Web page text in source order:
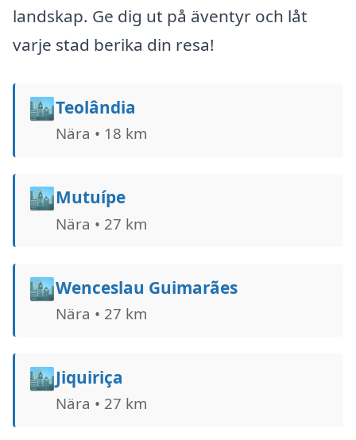
landskap. Ge dig ut på äventyr och låt
varje stad berika din resa!
🏙️Teolândia
Nära • 18 km
🏙️Mutuípe
Nära • 27 km
🏙️Wenceslau Guimarães
Nära • 27 km
🏙️Jiquiriça
Nära • 27 km